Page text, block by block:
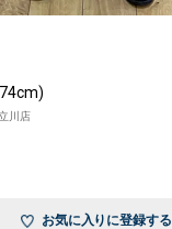
川店
お気に入りに登録する